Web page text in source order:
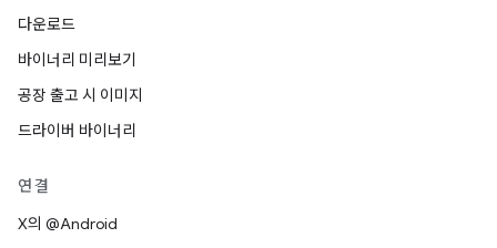
다운로드
바이너리 미리보기
공장 출고 시 이미지
드라이버 바이너리
연결
X의 @Android